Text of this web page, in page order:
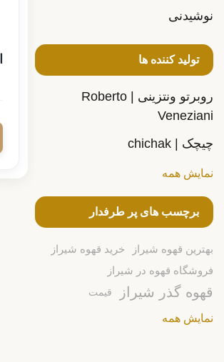
نوشیدنی
تولید کننده ها
روبرتو ونتزینی | Roberto
Veneziani
چیچک | chichak
نمایش همه
برچسب های پر طرفدار
بهترین قهوه شیراز
خرید قهوه شیراز
فروشگاه قهوه در شیراز
قهوه گذر شیراز قیمت
نمایش همه